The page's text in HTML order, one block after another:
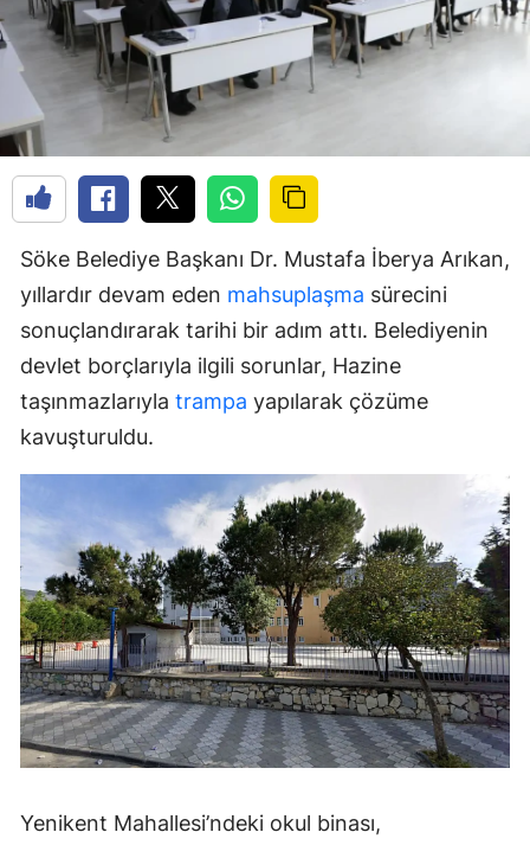
Söke Belediye Başkanı Dr. Mustafa İberya Arıkan,
yıllardır devam eden mahsuplaşma sürecini
sonuçlandırarak tarihi bir adım attı. Belediyenin
devlet borçlarıyla ilgili sorunlar, Hazine
taşınmazlarıyla trampa yapılarak çözüme
kavuşturuldu.
Yenikent Mahallesi’ndeki okul binası,